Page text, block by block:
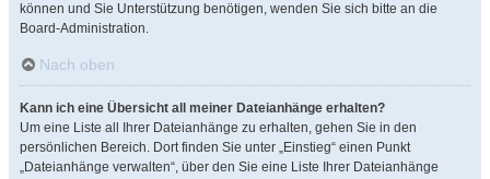
können und Sie Unterstützung benötigen, wenden Sie sich bitte an die
Board-Administration.
Nach oben
Kann ich eine Übersicht all meiner Dateianhänge erhalten?
Um eine Liste all Ihrer Dateianhänge zu erhalten, gehen Sie in den
persönlichen Bereich. Dort finden Sie unter „Einstieg“ einen Punkt
„Dateianhänge verwalten“, über den Sie eine Liste Ihrer Dateianhänge